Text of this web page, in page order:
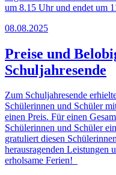
um 8.15 Uhr und endet um
08.08.2025
Preise und
Schuljahresende
Zum Schuljahresende
Schülerinnen und Schüler
einen Preis. Für einen
Schülerinnen und Schüler
gratuliert diesen
herausragenden Leistungen
erholsame Ferien!